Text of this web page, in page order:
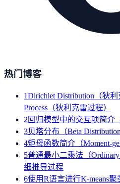
热门博客
1Dirichlet Distribution（狄
Process（狄利克雷过程）
2回归模型中的交互项简介（
3贝塔分布（Beta
4矩母函数简介（Moment-
5普通最小二乘法（
细推导过程
6使用R语言进行K-means